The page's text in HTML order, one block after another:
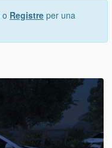
o Registre per una